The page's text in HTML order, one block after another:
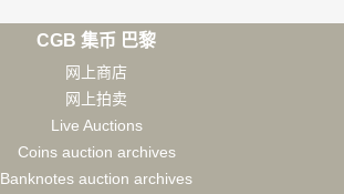
CGB 集币 巴黎
网上商店
网上拍卖
Live Auctions
Coins auction archives
Banknotes auction archives